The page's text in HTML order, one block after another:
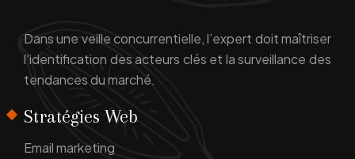
Dans une veille concurrentielle, l’expert doit maîtriser
l’identification des acteurs clés et la surveillance des
tendances du marché.
Stratégies Web
Email marketing